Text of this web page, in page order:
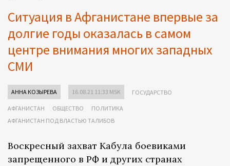
Ситуация в Афганистане впервые за
долгие годы оказалась в самом
центре внимания многих западных
СМИ
АННА КОЗЫРЕВА 16.08.21 11:33 MSK ГОСУДАРСТВО
АФГАНИСТАН ОБЩЕСТВО
ПОЛИТИКА
АФГАНИСТАН ПОД ВЛАСТЬЮ ТАЛИБОВ
Воскресный захват Кабула боевиками
запрещенного в РФ и других странах